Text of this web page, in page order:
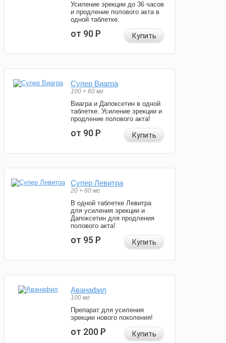
Усиление эрекции до 36 часов
и продление полового акта в
одной таблетке.
от 90Р Купить
Супер Виагра
100 + 60 мг
Виагра и Дапоксетин в одной
таблетке. Усиление эрекции и
продление полового акта!
от 90Р Купить
Супер Левитра
20 + 60 мг
В одной таблетке Левитра
для усиления эрекции и
Дапоксетин для продления
полового акта!
от 95Р Купить
Аванафил
100 мг
Препарат для усиления
эрекции нового поколения!
от 200Р Купить